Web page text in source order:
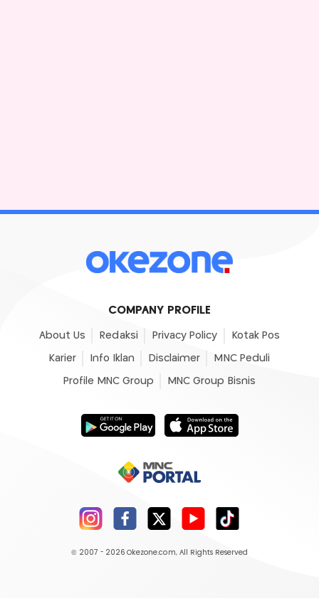
COMPANY PROFILE
About Us Redaksi Privacy Policy Kotak Pos
Karier Info Iklan Disclaimer MNC Peduli
Profile MNC Group MNC Group Bisnis
© 2007 - 2026 Okezone.com, All Rights Reserved